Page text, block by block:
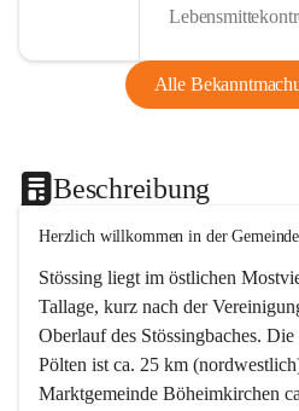
Alle
Beschreibung
Herzlich willkommen in der
Stössing liegt im östlichen
Tallage, kurz nach der
Oberlauf des Stössingbaches.
Pölten ist ca. 25 km
Marktgemeinde Böheimkirchen